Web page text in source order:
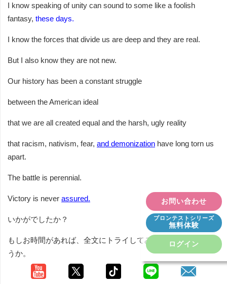
I know speaking of unity can sound to some like a foolish
fantasy, these days.
I know the forces that divide us are deep and they are real.
But I also know they are not new.
Our history has been a constant struggle
between the American ideal
that we are all created equal and the harsh, ugly reality
that racism, nativism, fear, and demonization have long torn us
apart.
The battle is perennial.
Victory is never assured.
いかがでしたか？
もしお時間があれば、全文にトライしてみてはいかがでしょ
うか。
そして、このあとの仕上げをしてみましょう。
お問い合わせ
プロンテストシリーズ
無料体験
ログイン